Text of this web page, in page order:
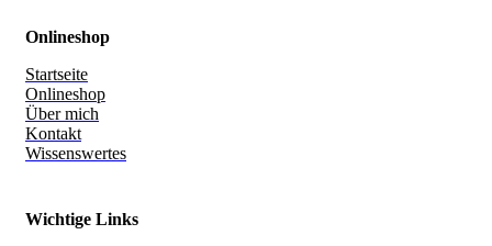
Onlineshop
Startseite
Onlineshop
Über mich
Kontakt
Wissenswertes
Wichtige Links